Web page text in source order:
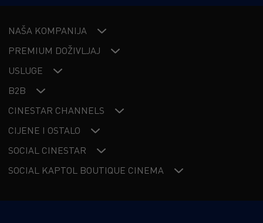
NAŠA KOMPANIJA
PREMIUM DOŽIVLJAJ
USLUGE
B2B
CINESTAR CHANNELS
CIJENE I OSTALO
SOCIAL CINESTAR
SOCIAL KAPTOL BOUTIQUE CINEMA